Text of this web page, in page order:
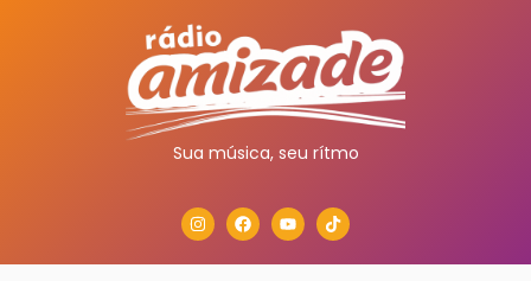
Sua música, seu rítmo